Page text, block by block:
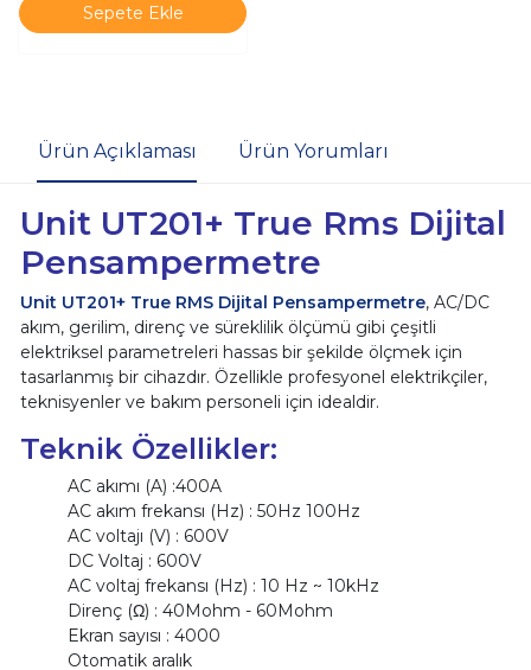
Sepete Ekle
Ürün Açıklaması Ürün Yorumları
Unit UT201+ True Rms Dijital
Pensampermetre
Unit UT201+ True RMS Dijital Pensampermetre, AC/DC
akım, gerilim, direnç ve süreklilik ölçümü gibi çeşitli
elektriksel parametreleri hassas bir şekilde ölçmek için
tasarlanmış bir cihazdır. Özellikle profesyonel elektrikçiler,
teknisyenler ve bakım personeli için idealdir.
Teknik Özellikler:
AC akımı (A) :400A
AC akım frekansı (Hz) : 50Hz 100Hz
AC voltajı (V) : 600V
DC Voltaj : 600V
AC voltaj frekansı (Hz) : 10 Hz ~ 10kHz
Direnç (Ω) : 40Mohm - 60Mohm
Ekran sayısı : 4000
Otomatik aralık